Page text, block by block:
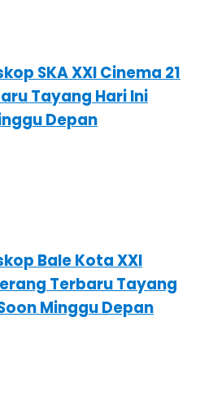
SKA XXI Cinema 21
Tayang Hari Ini
Depan
Bale Kota XXI
Terbaru Tayang
Minggu Depan